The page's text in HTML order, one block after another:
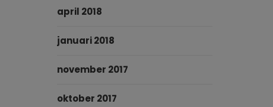
april 2018
januari 2018
november 2017
oktober 2017